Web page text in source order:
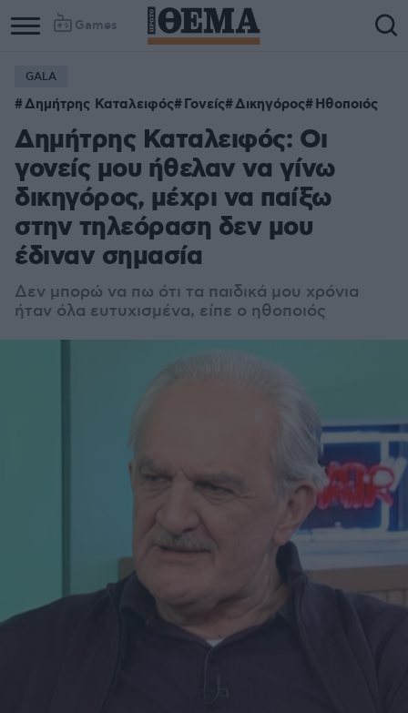
Games
GALA
Δημήτρης Καταλειφός Γονείς Δικηγόρος Ηθοποιός
Δημήτρης Καταλειφός: Οι
γονείς μου ήθελαν να γίνω
δικηγόρος, μέχρι να παίξω
στην τηλεόραση δεν μου
έδιναν σημασία
Δεν μπορώ να πω ότι τα παιδικά μου χρόνια
ήταν όλα ευτυχισμένα, είπε ο ηθοποιός